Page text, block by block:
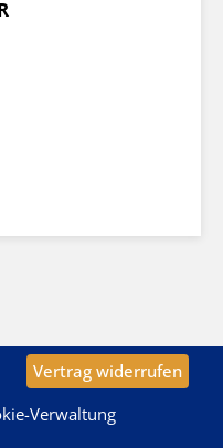
Vertrag widerrufen
Verwaltung